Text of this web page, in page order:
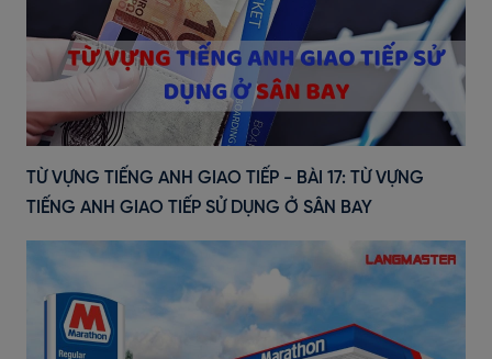
TỪ VỰNG TIẾNG ANH GIAO TIẾP - BÀI 17: TỪ VỰNG
TIẾNG ANH GIAO TIẾP SỬ DỤNG Ở SÂN BAY